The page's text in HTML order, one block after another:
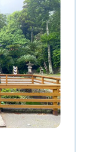
動物たち
が魅力で
ックなど
びながら
です。
羽伏浦キ
に囲まれ